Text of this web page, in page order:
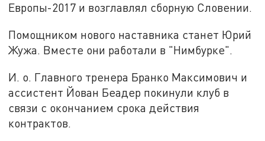
Европы-2017 и возглавлял сборную Словении.
Помощником нового наставника станет Юрий
Жужа. Вместе они работали в "Нимбурке".
И. о. Главного тренера Бранко Максимович и
ассистент Йован Беадер покинули клуб в
связи с окончанием срока действия
контрактов.